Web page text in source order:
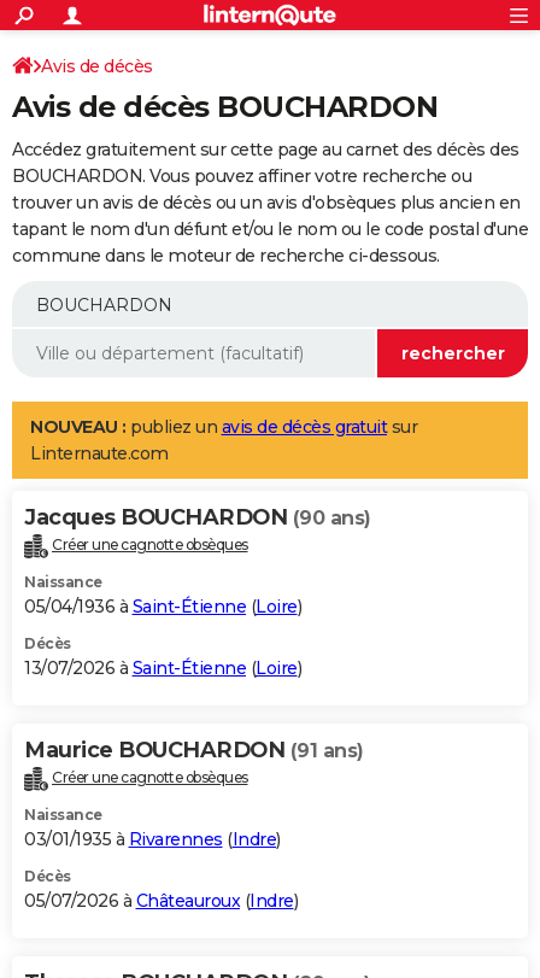
ACTUALITÉS
Politique
Société
Faits Divers
Education
Monde
Villes
+
SPORT
Coupe du monde 2026
Football
Tennis
Cyclisme
Rugby
Forum
Programme TV
TNT
Streaming
Cinéma
Sorties cinéma
Musique
+
FINANCE
Retraite
Epargne
Immobilier
Risques naturels par ville
Assurance
AUTO
Essais
Réserver un essai
Citadines
Berlines
SUV
Forum auto
+
Mobiles
Meilleur smartphone
Internet
Ordinateurs
Jeux vidéo
Guide high-tech
Aménagement intérieur
LIFESTYLE
Art de vivre
Bien-être
Loisirs
Mode
Modes de vie
Alimentation
Guide de la santé
Maladies
Médicaments
Sommeil
VOYAGE
Destinations
City break
Voyage nature
Voyage de noces
Forum
Climat
+PHOTO
GUIDES D'ACHAT
BONS PLANS
Carte de Noël
Carte Bonne année
Carte Saint-Valentin
Carte Pâques
Carte d'anniversaire
DICTIONNAIRE
Dictionnaire
Biographies
Citations
Expressions
Proverbes
PROGRAMME TV
S'inscrire
Se connecter
Lycées
Collèges
Primaires
Universités
Entreprises
Service militaire
Avis de recherche
AVIS DE DÉCÈS
Avis de décès
Avis de décès BOUCHARDON
Accédez gratuitement sur cette page au carnet des décès des
BOUCHARDON. Vous pouvez affiner votre recherche ou
trouver un avis de décès ou un avis d'obsèques plus ancien en
tapant le nom d'un défunt et/ou le nom ou le code postal d'une
commune dans le moteur de recherche ci-dessous.
NOUVEAU : publiez un avis de décès gratuitsur
Linternaute.com
Jacques BOUCHARDON (90 ans)
Créer une cagnotte obsèques
Naissance
05/04/1936 à Saint-Étienne (Loire)
Décès
13/07/2026 à Saint-Étienne (Loire)
Maurice BOUCHARDON (91 ans)
Créer une cagnotte obsèques
Naissance
03/01/1935 à Rivarennes (Indre)
Décès
05/07/2026 à Châteauroux(Indre)